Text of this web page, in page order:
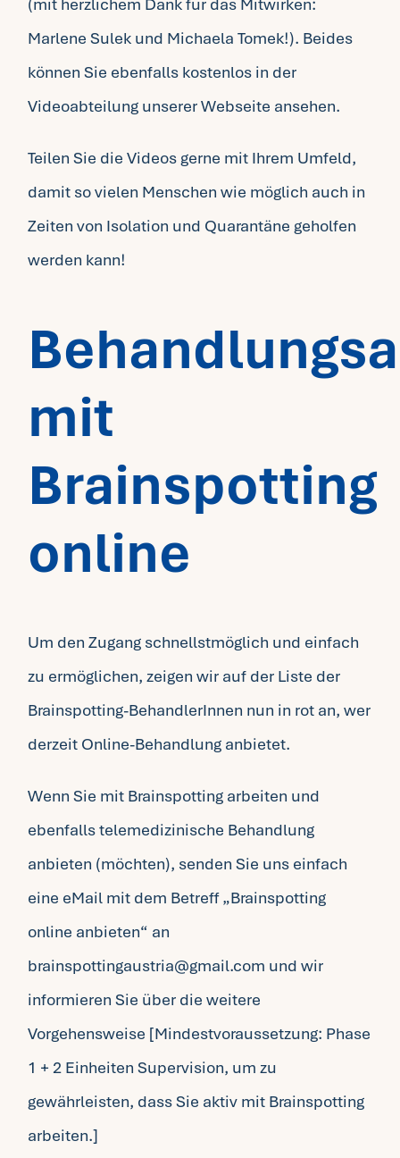
(mit herzlichem Dank für das Mitwirken:
Marlene Sulek und Michaela Tomek!). Beides
können Sie ebenfalls kostenlos in der
Videoabteilung unserer Webseite ansehen.
Teilen Sie die Videos gerne mit Ihrem Umfeld,
damit so vielen Menschen wie möglich auch in
Zeiten von Isolation und Quarantäne geholfen
werden kann!
mit
Brainspotting
online
Um den Zugang schnellstmöglich und einfach
zu ermöglichen, zeigen wir auf der Liste der
Brainspotting-BehandlerInnen nun in rot an, wer
derzeit Online-Behandlung anbietet.
Wenn Sie mit Brainspotting arbeiten und
ebenfalls telemedizinische Behandlung
anbieten (möchten), senden Sie uns einfach
eine eMail mit dem Betreff „Brainspotting
online anbieten“ an
brainspottingaustria@gmail.com und wir
informieren Sie über die weitere
Vorgehensweise [Mindestvoraussetzung: Phase
1 + 2 EinheitenSupervision, um zu
gewährleisten, dass Sie aktiv mit Brainspotting
arbeiten.]